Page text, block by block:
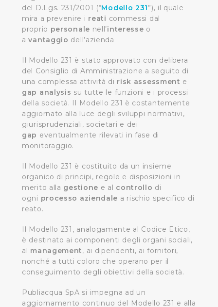
del D.Lgs. 231/2001 (“Modello 231”), il quale
mira a prevenire i reati commessi dal
proprio personale nell’interesse o
avantaggio dell’azienda
Il Modello 231 è stato approvato con delibera
del Consiglio di Amministrazione a seguito di
una complessa attività di risk assessment e
gap analysis su tutte le funzioni e i processi
della società. Il Modello 231 è costantemente
aggiornato alla luce degli sviluppi normativi,
giurisprudenziali, societari e dei
gap eventualmente rilevati in fase di
monitoraggio.
Il Modello 231 è costituito da un insieme
organico di principi, regole e disposizioni in
merito alla gestione e al controllo di
ogni processo aziendale a rischio specifico di
reato.
Il Modello 231, analogamente al Codice Etico,
è destinato ai componenti degli organi sociali,
al management, ai dipendenti, ai fornitori,
nonché a tutti coloro che operano per il
conseguimento degli obiettivi della società.
Publiacqua SpA si impegna ad un
aggiornamento continuo del Modello 231 e alla